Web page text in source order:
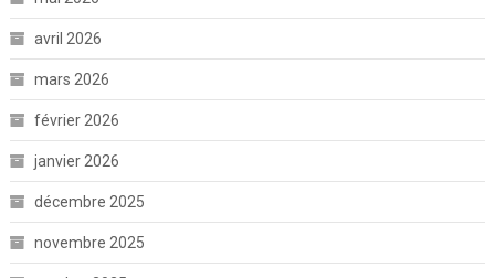
avril 2026
mars 2026
février 2026
janvier 2026
décembre 2025
novembre 2025